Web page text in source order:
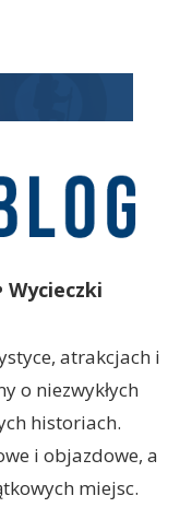
atrakcjach i
o niezwykłych
historiach.
i objazdowe, a
miejsc.